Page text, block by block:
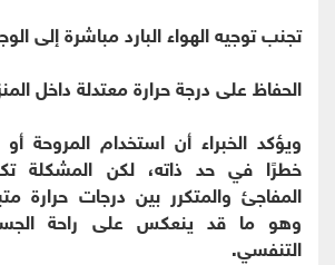
تجنب توجيه الهواء البارد مباشرة إلى
الحفاظ على درجة حرارة معتدلة داخل
ويؤكد الخبراء أن استخدام المروحة
خطرًا في حد ذاته، لكن المشكلة
المفاجئ والمتكرر بين درجات حرارة
وهو ما قد ينعكس على راحة
التنفسي.